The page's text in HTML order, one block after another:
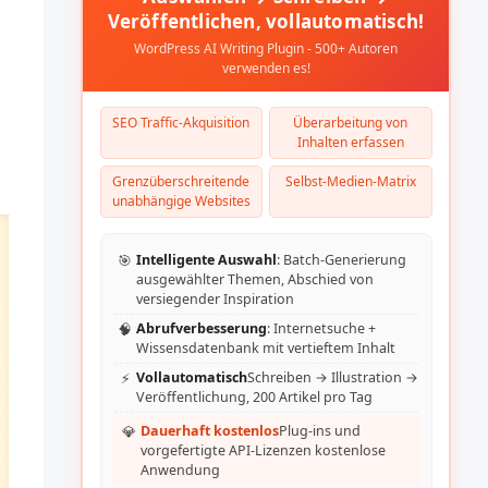
Veröffentlichen, vollautomatisch!
WordPress AI Writing Plugin - 500+ Autoren
verwenden es!
SEO Traffic-Akquisition
Überarbeitung von
Inhalten erfassen
Grenzüberschreitende
unabhängige Websites
Selbst-Medien-Matrix
🎯 Intelligente Auswahl: Batch-Generierung
ausgewählter Themen, Abschied von
versiegender Inspiration
🧠 Abrufverbesserung: Internetsuche +
Wissensdatenbank mit vertieftem Inhalt
⚡ VollautomatischSchreiben → Illustration →
Veröffentlichung, 200 Artikel pro Tag
💎 Dauerhaft kostenlosPlug-ins und
vorgefertigte API-Lizenzen kostenlose
Anwendung